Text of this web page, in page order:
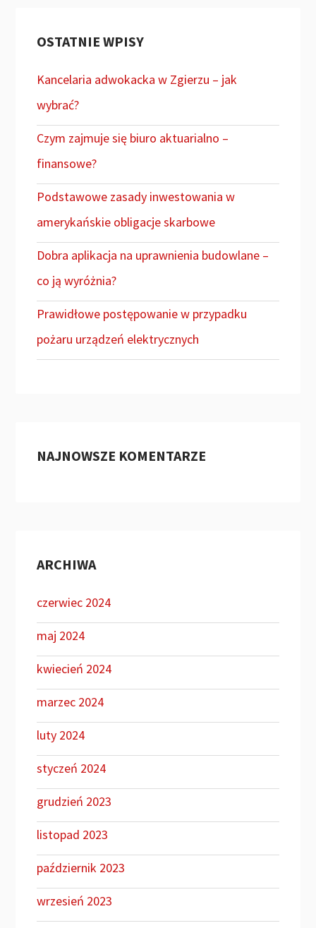
OSTATNIE WPISY
Kancelaria adwokacka w Zgierzu – jak
wybrać?
Czym zajmuje się biuro aktuarialno –
finansowe?
Podstawowe zasady inwestowania w
amerykańskie obligacje skarbowe
Dobra aplikacja na uprawnienia budowlane –
co ją wyróżnia?
Prawidłowe postępowanie w przypadku
pożaru urządzeń elektrycznych
NAJNOWSZE KOMENTARZE
ARCHIWA
czerwiec 2024
maj 2024
kwiecień 2024
marzec 2024
luty 2024
styczeń 2024
grudzień 2023
listopad 2023
październik 2023
wrzesień 2023